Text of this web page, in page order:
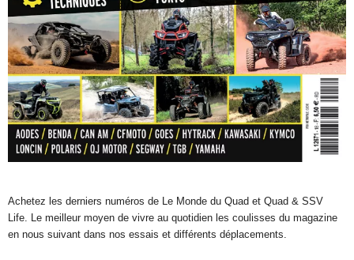
Achetez les derniers numéros de Le Monde du Quad et Quad & SSV
Life. Le meilleur moyen de vivre au quotidien les coulisses du magazine
en nous suivant dans nos essais et différents déplacements.